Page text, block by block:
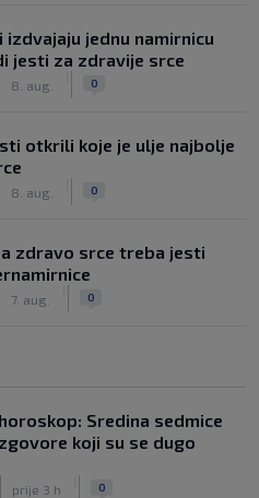
izdvajaju jednu namirnicu
jesti za zdravije srce
8. aug. 0
otkrili koje je ulje najbolje
8. aug. 0
zdravo srce treba jesti
7. aug. 0
Sredina sedmice
koji su se dugo
prije 3 h 0